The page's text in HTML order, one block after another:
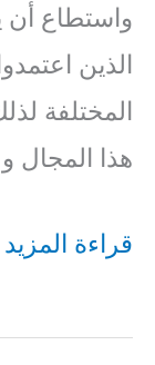
واستطاع أن
الذين
المختلفة
هذا المجال و
فني
كيفان
قراءة